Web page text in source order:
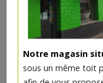
Notre magasin
sous un même toit